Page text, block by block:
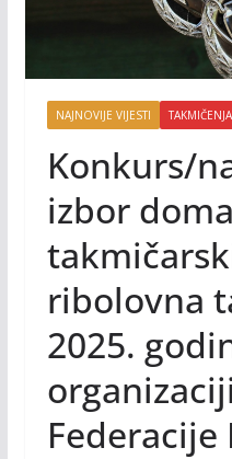
NAJNOVIJE VIJESTI TAKMIČENJA
Konkurs/
izbor
ribolovna
2025.
Federacije